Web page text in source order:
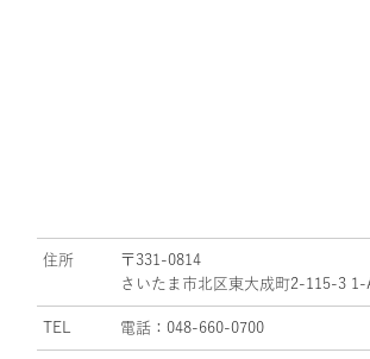
住所
〒331-0814
さいたま市北区東大成町2-115-3 1-
TEL 電話：048-660-0700